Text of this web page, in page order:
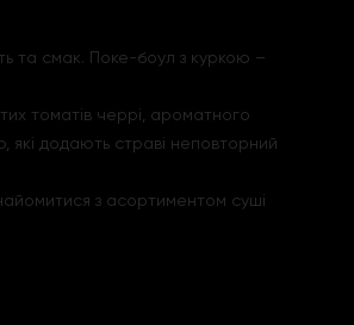
та смак. Поке-боул з куркою –
томатів черрі, ароматного
додають страві неповторний
з асортиментом суші